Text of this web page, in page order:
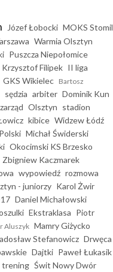
Józef Łobocki MOKS Stomil
Warmia Olsztyn
Puszcza Niepołomice
Krzysztof Filipek II liga
GKS Wikielec Bartosz
sędzia arbiter Dominik Kun
zarząd Olsztyn stadion
kibice Widzew Łódź
Michał Świderski
Okocimski KS Brzesko
Zbigniew Kaczmarek
wypowiedź rozmowa
- juniorzy Karol Żwir
Daniel Michałowski
Ekstraklasa Piotr
Aluszyk Mamry Giżycko
Stefanowicz Drwęca
Dajtki Paweł Łukasik
trening Świt Nowy Dwór